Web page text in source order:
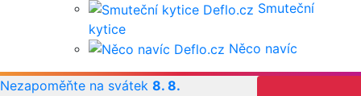
Smuteční
kytice
Něco navíc
Nezapoměňte na svátek 8. 8.